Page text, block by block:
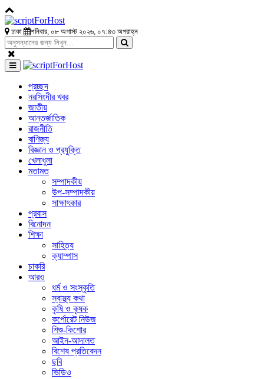
ঢাকা শনিবার, ০৮ অগাস্ট ২০২৬, ০৭:৪৩ অপরাহ্ন
প্রচ্ছদ
নরসিংদীর খবর
জাতীয়
আন্তর্জাতিক
রাজনীতি
বাণিজ্য
বিজ্ঞান ও প্রযুক্তি
খেলাধুলা
মতামত
সম্পাদকীয়
উপ-সম্পাদকীয়
সাক্ষাৎকার
প্রবাস
বিনোদন
শিক্ষা
সাহিত্য
ক্যাম্পাস
চাকরি
আরও
ধর্ম ও সংস্কৃতি
স্বাস্থ্য কথা
কৃষি ও কৃষক
কর্পোরেট নিউজ
শিশু-কিশোর
আইন-আদালত
বিশেষ প্রতিবেদন
ছবি
ভিডিও